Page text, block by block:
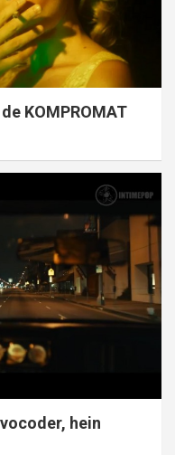
KOMPROMAT
vocoder, hein